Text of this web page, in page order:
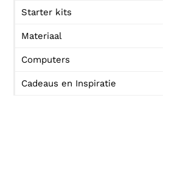
Starter kits
Materiaal
Computers
Cadeaus en Inspiratie